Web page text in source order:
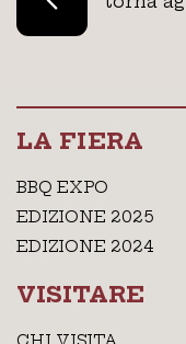
LA FIERA
BBQ EXPO
EDIZIONE 2025
EDIZIONE 2024
VISITARE